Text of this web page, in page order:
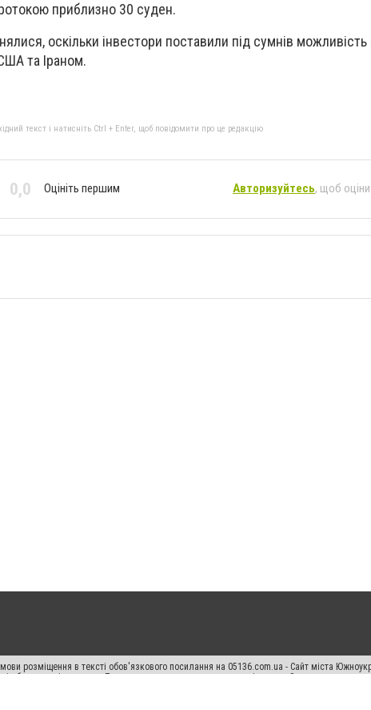
приблизно 30 суден.
оскільки інвестори поставили під сумнів
та Іраном.
текст і натисніть Ctrl + Enter, щоб повідомити про це редакцію
0,0 Оцініть першим Авторизуйтесь, щоб
розміщення в тексті обов'язкового посилання на 05136.com.ua - Сайт міста
або в якості джерела. Порушення виняткових прав переслідується Законом.